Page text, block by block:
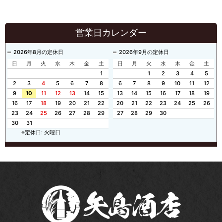
営業日カレンダー
2026年8月の定休日
日
月 火 水 木 金
土
1
2
3 4 5 6 7
8
9
10 11 12 13 14
15
16
17 18 19 20 21
22
23
24 25 26 27 28
29
30
31
2026年9月の定休日
日
月 火 水 木 金
土
1
2 3 4
5
6
7 8 9 10 11
12
13
14 15 16 17 18
19
20
21 22 23 24 25
26
27
28 29 30
※定休日: 火曜日